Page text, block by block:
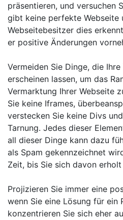
präsentieren, und versuchen
gibt keine perfekte Webseite
Webseitebesitzer dies
er positive Änderungen
Vermeiden Sie Dinge, die
erscheinen lassen, um das
Vermarktung Ihrer Webseite
Sie keine Iframes,
verstecken Sie keine Divs
Tarnung. Jedes dieser
all dieser Dinge kann dazu
als Spam gekennzeichnet
Zeit, bis Sie sich davon erholt
Projizieren Sie immer eine
wenn Sie eine Lösung für ein
konzentrieren Sie sich eher